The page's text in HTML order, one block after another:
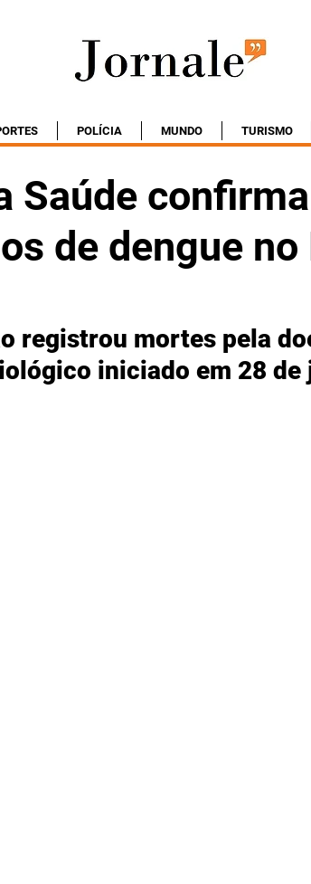
POLÍCIA MUNDO TURISMO
Saúde
de dengue no
registrou mortes pela
iniciado em 28 de